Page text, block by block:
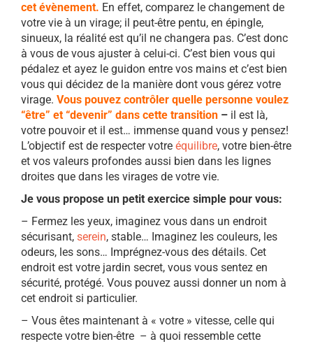
cet évènement. En effet, comparez le changement de
votre vie à un virage; il peut-être pentu, en épingle,
sinueux, la réalité est qu’il ne changera pas. C’est donc
à vous de vous ajuster à celui-ci. C’est bien vous qui
pédalez et ayez le guidon entre vos mains et c’est bien
vous qui décidez de la manière dont vous gérez votre
virage. Vous pouvez contrôler quelle personne voulez
“être” et “devenir” dans cette transition – il est là,
votre pouvoir et il est… immense quand vous y pensez!
L’objectif est de respectervotre équilibre, votre bien-être
et vos valeurs profondes aussi bien dans les lignes
droites que dans les virages de votre vie.
Je vous propose un petit exercice simple pour vous:
– Fermez les yeux, imaginez vous dans un endroit
sécurisant, serein, stable… Imaginez les couleurs, les
odeurs, les sons… Imprégnez-vous des détails. Cet
endroit est votre jardin secret, vous vous sentez en
sécurité, protégé. Vous pouvez aussi donner un nom à
cet endroit si particulier.
– Vous êtes maintenant à « votre » vitesse, celle qui
respecte votre bien-être – à quoi ressemble cette